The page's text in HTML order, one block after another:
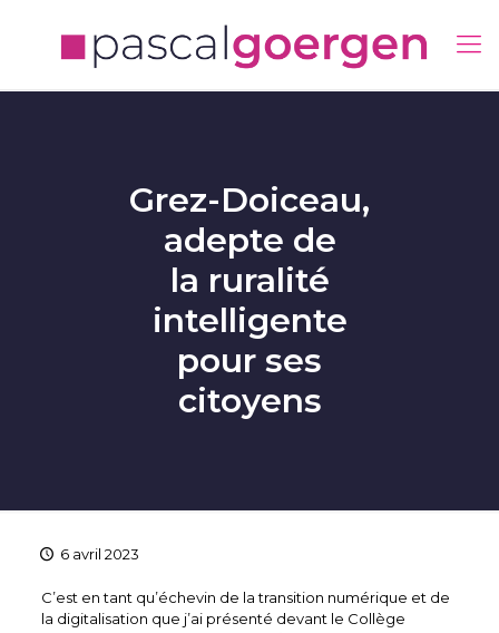
Grez-Doiceau,
adepte de
la ruralité
intelligente
pour ses
citoyens
6 avril 2023
C’est en tant qu’échevin de la transition numérique et de
la digitalisation que j’ai présenté devant le Collège